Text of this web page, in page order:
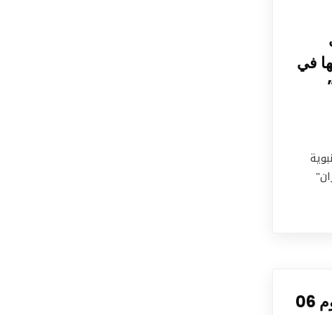
في
خطبة منبرية في موضوع: ” قيمة المال في الإسلام: وأهم مكاسبه ومصارفه” ليوم 06